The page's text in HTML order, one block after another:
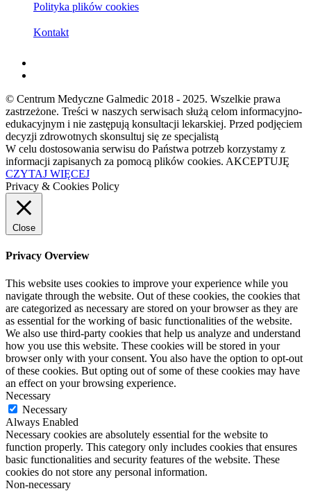
Polityka plików cookies
Kontakt
© Centrum Medyczne Galmedic 2018 - 2025. Wszelkie prawa
zastrzeżone. Treści w naszych serwisach służą celom informacyjno-
edukacyjnym i nie zastępują konsultacji lekarskiej. Przed podjęciem
decyzji zdrowotnych skonsultuj się ze specjalistą
W celu dostosowania serwisu do Państwa potrzeb korzystamy z
informacji zapisanych za pomocą plików cookies. AKCEPTUJĘ
CZYTAJ WIĘCEJ
Privacy & Cookies Policy
Close
Privacy Overview
This website uses cookies to improve your experience while you
navigate through the website. Out of these cookies, the cookies that
are categorized as necessary are stored on your browser as they are
as essential for the working of basic functionalities of the website.
We also use third-party cookies that help us analyze and understand
how you use this website. These cookies will be stored in your
browser only with your consent. You also have the option to opt-out
of these cookies. But opting out of some of these cookies may have
an effect on your browsing experience.
Necessary
Necessary
Always Enabled
Necessary cookies are absolutely essential for the website to
function properly. This category only includes cookies that ensures
basic functionalities and security features of the website. These
cookies do not store any personal information.
Non-necessary